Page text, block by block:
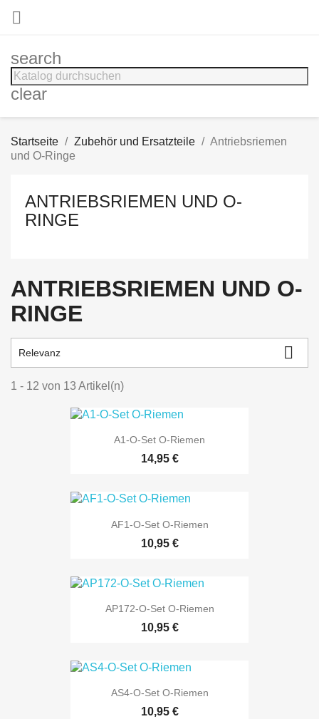

search
clear
Startseite Zubehör und Ersatzteile
Antriebsriemen
und O-Ringe
ANTRIEBSRIEMEN UND O-
RINGE
ANTRIEBSRIEMEN UND O-
RINGE
Relevanz 
1 - 12 von 13 Artikel(n)
A1-O-Set O-Riemen
14,95 €
AF1-O-Set O-Riemen
10,95 €
AP172-O-Set O-Riemen
10,95 €
AS4-O-Set O-Riemen
10,95 €